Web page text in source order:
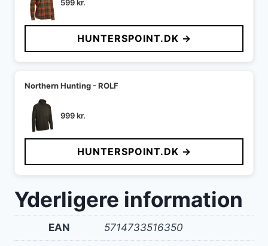
599kr.
HUNTERSPOINT.DK →
Northern Hunting - ROLF
999kr.
HUNTERSPOINT.DK →
Yderligere information
EAN 5714733516350